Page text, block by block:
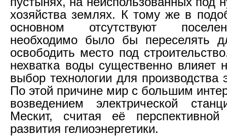
хозяйства землях. К тому же в
основном отсутствуют
необходимо было бы переселять
освободить место под
нехватка воды существенно влияет
выбор технологии для производства
По этой причине мир с большим
возведением электрической
Мескит, считая её
развития гелиоэнергетики.